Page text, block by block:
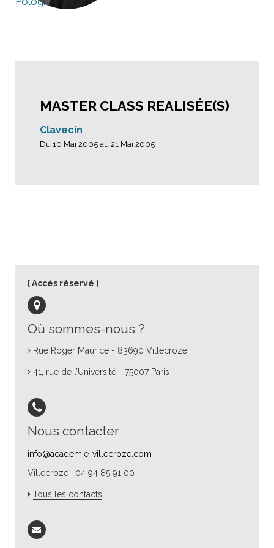
MASTER CLASS REALISÉE(S)
Clavecin
Du 10 Mai 2005 au 21 Mai 2005
Où sommes-nous ?
Rue Roger Maurice - 83690 Villecroze
41, rue de l’Université - 75007 Paris
Nous contacter
info@academie-villecroze.com
Villecroze : 04 94 85 91 00
Tous les contacts
Accès réservé